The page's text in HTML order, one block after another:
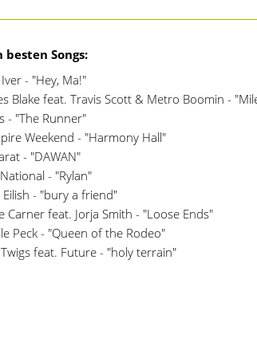
besten Songs:
- "Hey, Ma!"
Blake feat. Travis Scott & Metro Boomin -
- "The Runner"
Weekend - "Harmony Hall"
- "DAWAN"
- "Rylan"
- "bury a friend"
Carner feat. Jorja Smith - "Loose Ends"
Peck - "Queen of the Rodeo"
feat. Future - "holy terrain"